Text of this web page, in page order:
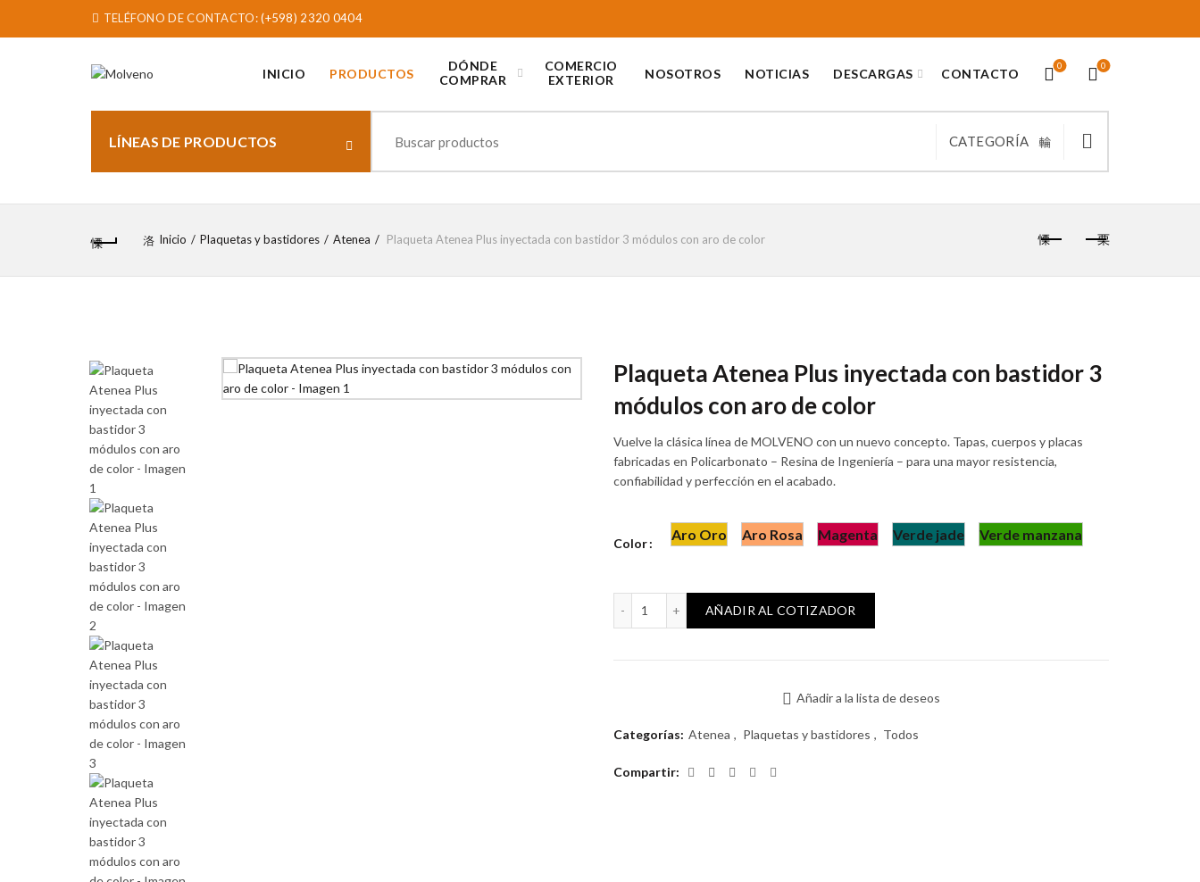
TELÉFONO DE CONTACTO:(+598) 2320 0404
INICIO PRODUCTOS
DÓNDE
COMPRAR
COMERCIO
EXTERIOR
NOSOTROS NOTICIAS DESCARGAS CONTACTO
0 0
LÍNEAS DE PRODUCTOS CATEGORÍA
Inicio Plaquetas y bastidores Atenea Plaqueta Atenea Plus inyectada con bastidor 3 módulos con aro de color
Plaqueta Atenea Plus inyectada con bastidor 3
módulos con aro de color
Vuelve la clásica línea de MOLVENO con un nuevo concepto. Tapas, cuerpos y placas
fabricadas en Policarbonato – Resina de Ingeniería – para una mayor resistencia,
confiabilidad y perfección en el acabado.
Color
Aro Oro Aro Rosa Magenta Verde jade Verde manzana
Plaqueta Atenea Plus inyectada con bastidor 3 módulos con aro de color cantidad
AÑADIR AL COTIZADOR
Añadir a la lista de deseos
Categorías: Atenea , Plaquetas y bastidores , Todos
Compartir